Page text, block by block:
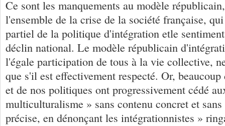
Ce sont les manquements au modèle
l'ensemble de la crise de la société française,
partiel de la politique d'intégration etle
déclin national. Le modèle républicain
l'égale participation de tous à la vie collective,
que s'il est effectivement respecté. Or,
et de nos politiques ont progressivement cédé
multiculturalisme » sans contenu concret et
précise, en dénonçant les intégrationnistes »